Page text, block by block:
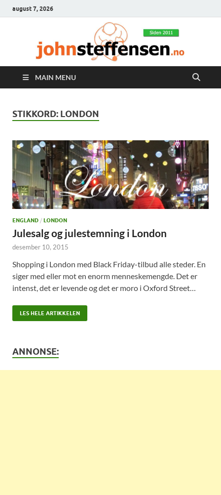
august 7, 2026
MAIN MENU
STIKKORD: LONDON
ENGLAND / LONDON
Julesalg og julestemning i London
desember 10, 2015
Shopping i London med Black Friday-tilbud alle steder. En
siger med eller mot en enorm menneskemengde. Det er
intenst, det er levende og det er moro i Oxford Street…
LES HELE ARTIKKELEN
ANNONSE: